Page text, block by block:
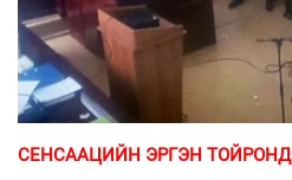
СЕНСААЦИЙН ЭРГЭН ТОЙРОНД